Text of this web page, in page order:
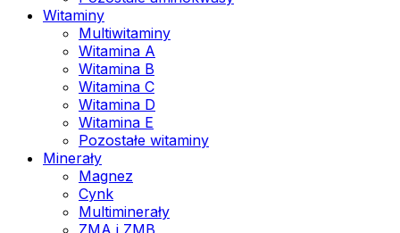
Witaminy
Multiwitaminy
Witamina A
Witamina B
Witamina C
Witamina D
Witamina E
Pozostałe witaminy
Minerały
Magnez
Cynk
Multiminerały
ZMA i ZMB